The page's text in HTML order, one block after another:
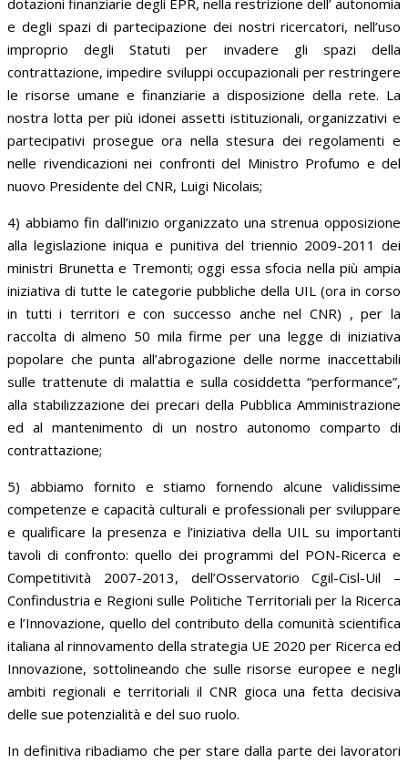
dotazioni finanziarie degli EPR, nella restrizione dell’ autonomia
e degli spazi di partecipazione dei nostri ricercatori, nell’uso
improprio degli Statuti per invadere gli spazi della
contrattazione, impedire sviluppi occupazionali per restringere
le risorse umane e finanziarie a disposizione della rete. La
nostra lotta per più idonei assetti istituzionali, organizzativi e
partecipativi prosegue ora nella stesura dei regolamenti e
nelle rivendicazioni nei confronti del Ministro Profumo e del
nuovo Presidente del CNR, Luigi Nicolais;
4) abbiamo fin dall’inizio organizzato una strenua opposizione
alla legislazione iniqua e punitiva del triennio 2009-2011 dei
ministri Brunetta e Tremonti; oggi essa sfocia nella più ampia
iniziativa di tutte le categorie pubbliche della UIL (ora in corso
in tutti i territori e con successo anche nel CNR) , per la
raccolta di almeno 50 mila firme per una legge di iniziativa
popolare che punta all’abrogazione delle norme inaccettabili
sulle trattenute di malattia e sulla cosiddetta “performance”,
alla stabilizzazione dei precari della Pubblica Amministrazione
ed al mantenimento di un nostro autonomo comparto di
contrattazione;
5) abbiamo fornito e stiamo fornendo alcune validissime
competenze e capacità culturali e professionali per sviluppare
e qualificare la presenza e l’iniziativa della UIL su importanti
tavoli di confronto: quello dei programmi del PON-Ricerca e
Competitività 2007-2013, dell’Osservatorio Cgil-Cisl-Uil –
Confindustria e Regioni sulle Politiche Territoriali per la Ricerca
e l’Innovazione, quello del contributo della comunità scientifica
italiana al rinnovamento della strategia UE 2020 per Ricerca ed
Innovazione, sottolineando che sulle risorse europee e negli
ambiti regionali e territoriali il CNR gioca una fetta decisiva
delle sue potenzialità e del suo ruolo.
In definitiva ribadiamo che per stare dalla parte dei lavoratori